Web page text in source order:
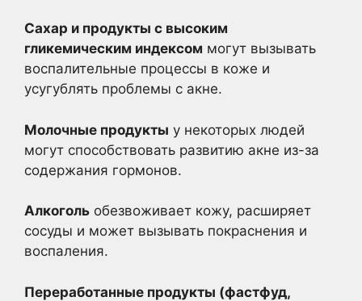
Сахар и продукты с высоким
гликемическим индексом могут вызывать
воспалительные процессы в коже и
усугублять проблемы с акне.
Молочные продукты у некоторых людей
могут способствовать развитию акне из-за
содержания гормонов.
Алкоголь обезвоживает кожу, расширяет
сосуды и может вызывать покраснения и
воспаления.
Переработанные продукты (фастфуд,